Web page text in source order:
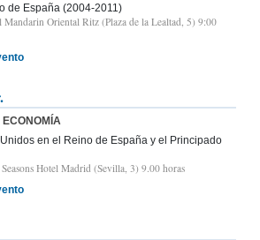
de España (2004-2011)
Oriental Ritz (Plaza de la Lealtad, 5) 9:00
ECONOMÍA
en el Reino de España y el Principado
Hotel Madrid (Sevilla, 3) 9.00 horas